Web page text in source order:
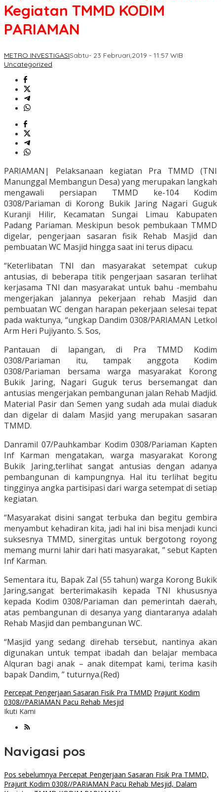
Kegiatan TMMD KODIM
PARIAMAN
METRO INVESTIGASISabtu- 23 Februari,2019 - 11:57 WIB
Uncategorized
PARIAMAN| Pelaksanaan kegiatan Pra TMMD (TNI
Manunggal Membangun Desa) yang merupakan langkah
mengawali persiapan TMMD ke-104 Kodim
0308/Pariaman di Korong Bukik Jaring Nagari Guguk
Kuranji Hilir, Kecamatan Sungai Limau Kabupaten
Padang Pariaman. Meskipun besok pembukaan TMMD
digelar, pengerjaan sasaran fisik Rehab Masjid dan
pembuatan WC Masjid hingga saat ini terus dipacu.
“Keterlibatan TNI dan masyarakat setempat cukup
antusias, di beberapa titik pengerjaan sasaran terlihat
kerjasama TNI dan masyarakat untuk bahu -membahu
mengerjakan jalannya pekerjaan rehab Masjid dan
pembuatan WC dengan harapan pekerjaan selesai tepat
pada waktunya, “ungkap Dandim 0308/PARIAMAN Letkol
Arm Heri Pujiyanto. S. Sos,
Pantauan di lapangan, di Pra TMMD Kodim
0308/Pariaman itu, tampak anggota Kodim
0308/Pariaman bersama warga masyarakat Korong
Bukik Jaring, Nagari Guguk terus bersemangat dan
antusias mengerjakan pembangunan jalan Rehab Madjid.
Material Pasir dan Semen yang sudah ada mulai diaduk
dan digelar di dalam Masjid yang merupakan sasaran
TMMD.
Danramil 07/Pauhkambar Kodim 0308/Pariaman Kapten
Inf Karman mengatakan, warga masyarakat Korong
Bukik Jaring,terlihat sangat antusias dengan adanya
pembangunan di kampungnya. Hal itu terlihat begitu
tingginya angka partisipasi dari warga setempat di setiap
kegiatan.
“Masyarakat disini sangat terbuka dan begitu gembira
menyambut kehadiran kita, jadi hal ini bisa menjadi kunci
suksesnya TMMD, sinergitas untuk bergotong royong
memang murni lahir dari hati masyarakat, ” sebut Kapten
Inf Karman.
Sementara itu, Bapak Zal (55 tahun) warga Korong Bukik
Jaring,sangat berterimakasih kepada TNI khususnya
kepada Kodim 0308/Pariaman dan pemerintah daerah,
atas pembangunan di desanya yang diantaranya adalah
Rehab Masjid dan pembangunan WC.
“Masjid yang sedang direhab tersebut, nantinya akan
digunakan untuk tempat ibadah dan belajar membaca
Alquran bagi anak – anak ditempat kami, terima kasih
bapak Dandim, ” tuturnya.(Red)
Percepat Pengerjaan Sasaran Fisik Pra TMMD Prajurit Kodim
0308//PARIAMAN Pacu Rehab Mesjid
Ikuti Kami
Navigasi pos
Pos sebelumnya Percepat Pengerjaan Sasaran Fisik Pra TMMD,
Prajurit Kodim 0308//PARIAMAN Pacu Rehab Mesjid, Dalam